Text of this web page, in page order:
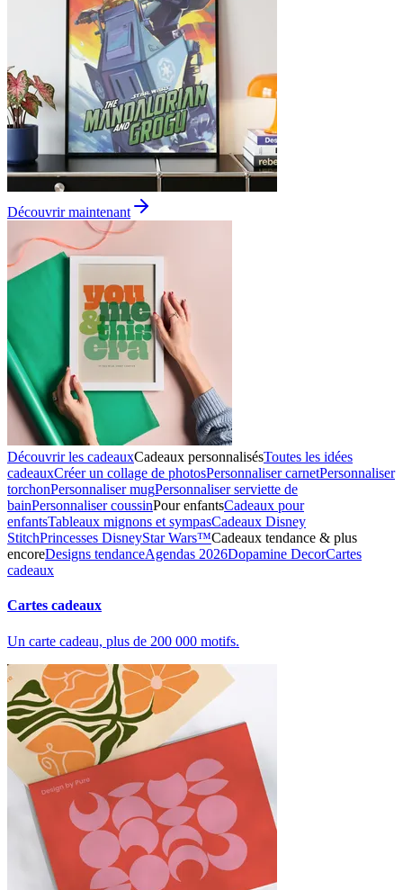
Découvrir maintenant
Découvrir les cadeauxCadeaux personnalisésToutes les idées
cadeauxCréer un collage de photosPersonnaliser carnetPersonnaliser
torchonPersonnaliser mugPersonnaliser serviette de
bainPersonnaliser coussinPour enfantsCadeaux pour
enfantsTableaux mignons et sympasCadeaux Disney
StitchPrincesses DisneyStar Wars™Cadeaux tendance & plus
encoreDesigns tendanceAgendas 2026Dopamine DecorCartes
cadeaux
Cartes cadeaux
Un carte cadeau, plus de 200 000 motifs.